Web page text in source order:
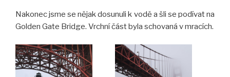
Nakonec jsme se nějak dosunuli k vodě a šli se podívat na
Golden Gate Bridge. Vrchní část byla schovaná v mracích.